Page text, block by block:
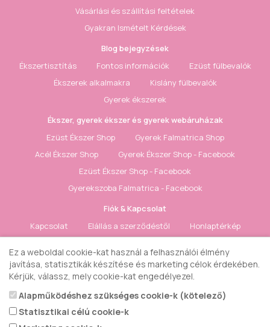
Vásárlási és szállítási feltételek
Gyakran Ismételt Kérdések
Blog bejegyzések
Ékszertisztítás
Fontos információk
Ezüst fülbevalók
Ékszerek alkalmakra
Kislány fülbevalók
Gyerek ékszerek
Ékszer, gyerek ékszer és gyerek webáruházak
Ezüst Ékszer Shop
Gyerek Falmatrica Shop
Acél Ékszer Shop
Gyerek Ékszer Shop - Facebook
Ezüst Ékszer Shop - Facebook
Gyerekszoba Falmatrica - Facebook
Fiók & Kapcsolat
Kapcsolat
Elállás a szerződéstől
Honlaptérkép
Gyerek ékszer Shop © 2018 - ezüst gyerek ékszerek
Ez a weboldal cookie-kat használ a felhasználói élmény
javítása, statisztikák készítése és marketing célok érdekében.
Kérjük, válassz, mely cookie-kat engedélyezel.
Alapműködéshez szükséges cookie-k (kötelező)
Statisztikai célú cookie-k